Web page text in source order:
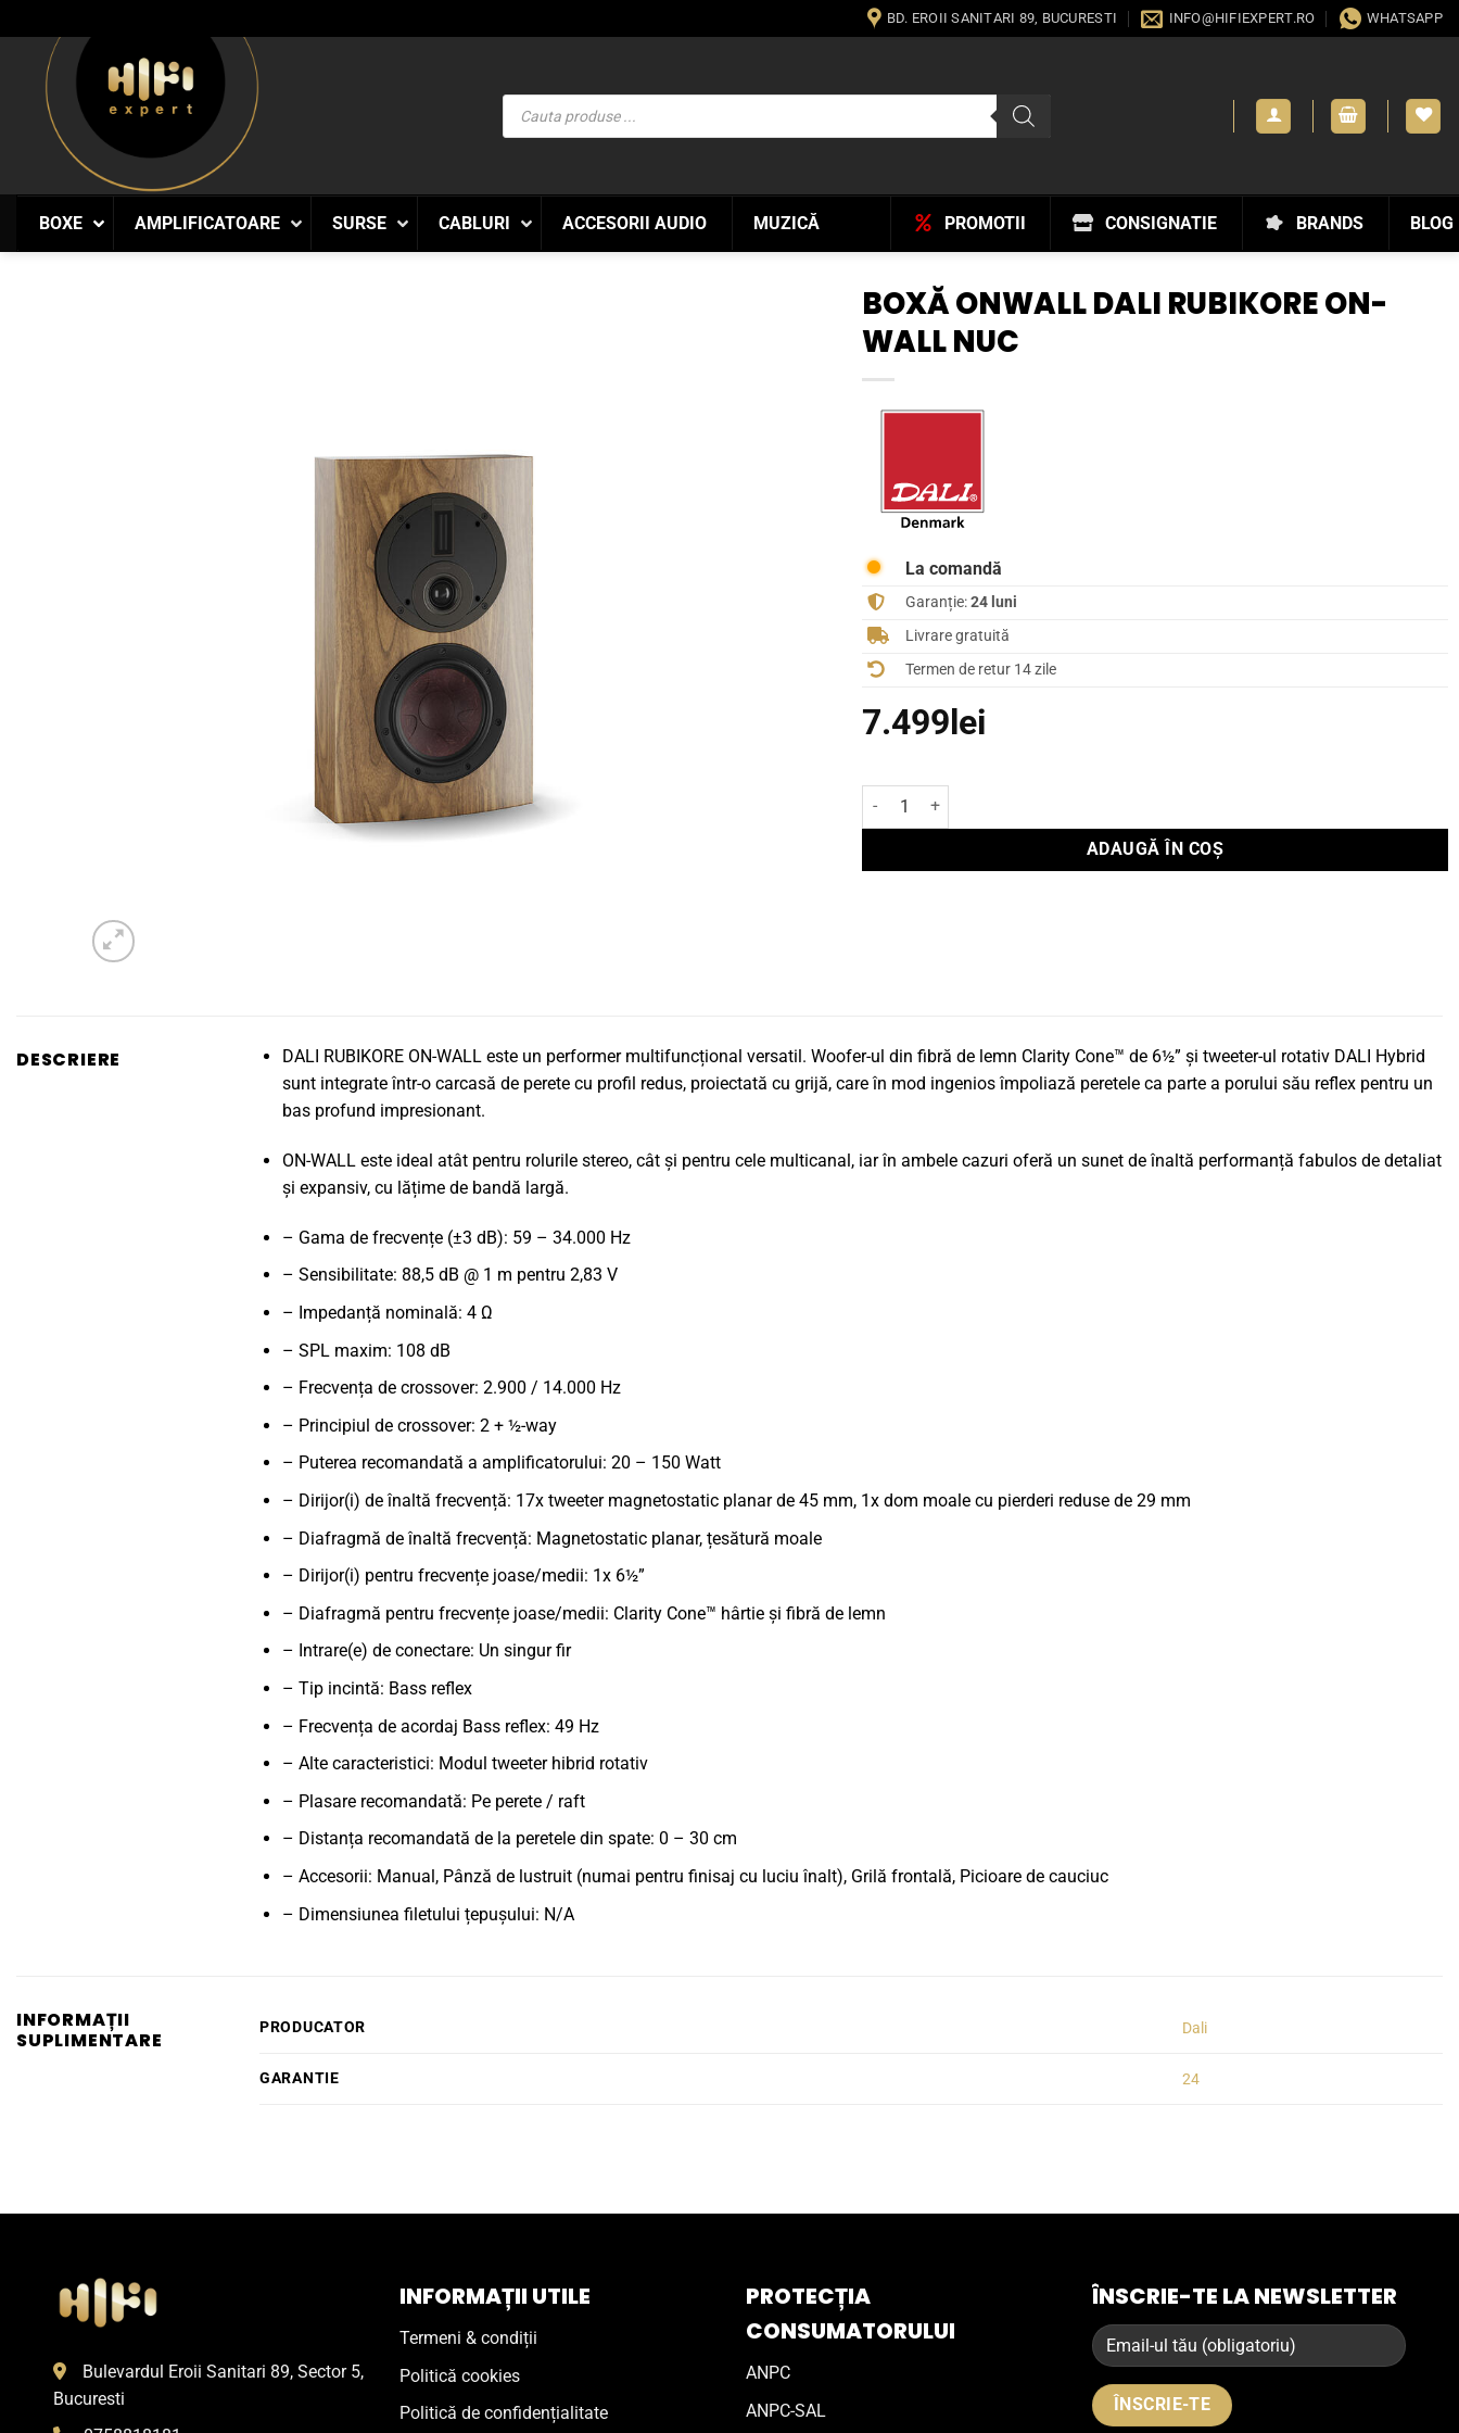
to
content
BD. EROII SANITARI 89, BUCURESTI INFO@HIFIEXPERT.RO WHATSAPP
Products
search
BOXE AMPLIFICATOARE SURSE CABLURI ACCESORII AUDIO MUZICĂ BLOG
BRANDS
CONSIGNATIE
PROMOTII
BOXĂ ONWALL DALI RUBIKORE ON-
WALL NUC
La comandă
Garanție:24 luni
Livrare gratuită
Termen de retur 14 zile
7.499lei
Cantitate Boxă OnWall Dali RUBIKORE ON-WALL Nuc
ADAUGĂ ÎN COȘ
DESCRIERE
DALI RUBIKORE ON-WALL este un performer multifuncțional versatil. Woofer-ul din fibră de lemn Clarity Cone™ de 6½” și tweeter-ul rotativ DALI Hybrid
sunt integrate într-o carcasă de perete cu profil redus, proiectată cu grijă, care în mod ingenios împoliază peretele ca parte a porului său reflex pentru un
bas profund impresionant.
ON-WALL este ideal atât pentru rolurile stereo, cât și pentru cele multicanal, iar în ambele cazuri oferă un sunet de înaltă performanță fabulos de detaliat
și expansiv, cu lățime de bandă largă.
– Gama de frecvențe (±3 dB): 59 – 34.000 Hz
– Sensibilitate: 88,5 dB @ 1 m pentru 2,83 V
– Impedanță nominală: 4 Ω
– SPL maxim: 108 dB
– Frecvența de crossover: 2.900 / 14.000 Hz
– Principiul de crossover: 2 + ½-way
– Puterea recomandată a amplificatorului: 20 – 150 Watt
– Dirijor(i) de înaltă frecvență: 17x tweeter magnetostatic planar de 45 mm, 1x dom moale cu pierderi reduse de 29 mm
– Diafragmă de înaltă frecvență: Magnetostatic planar, țesătură moale
– Dirijor(i) pentru frecvențe joase/medii: 1x 6½”
– Diafragmă pentru frecvențe joase/medii: Clarity Cone™ hârtie și fibră de lemn
– Intrare(e) de conectare: Un singur fir
– Tip incintă: Bass reflex
– Frecvența de acordaj Bass reflex: 49 Hz
– Alte caracteristici: Modul tweeter hibrid rotativ
– Plasare recomandată: Pe perete / raft
– Distanța recomandată de la peretele din spate: 0 – 30 cm
– Accesorii: Manual, Pânză de lustruit (numai pentru finisaj cu luciu înalt), Grilă frontală, Picioare de cauciuc
– Dimensiunea filetului țepușului: N/A
INFORMAȚII
SUPLIMENTARE
PRODUCATOR Dali
GARANTIE 24
Bulevardul Eroii Sanitari 89, Sector 5,
Bucuresti
INFORMAȚII UTILE
Termeni & condiții
Politică cookies
Politică de confidențialitate
PROTECȚIA
CONSUMATORULUI
ANPC
ANPC-SAL
ÎNSCRIE-TE LA NEWSLETTER